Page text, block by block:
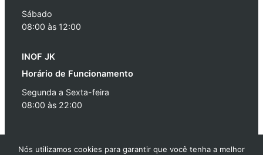
Sábado
08:00 às 12:00
INOF JK
Horário de Funcionamento
Segunda a Sexta-feira
08:00 às 22:00
Instagram Facebook LinkedIn Youtube
Nós utilizamos cookies para garantir que você tenha a melhor